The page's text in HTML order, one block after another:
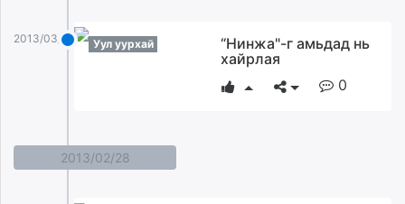
2013/03/02 Уул уурхай
“Нинжа"-г амьдад нь
хайрлая
0
2013/02/28